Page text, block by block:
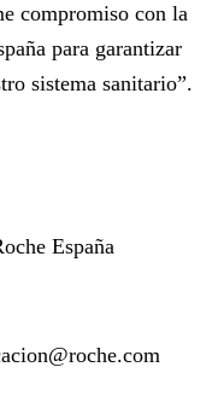
compromiso con la
para garantizar
sistema sanitario”.
España